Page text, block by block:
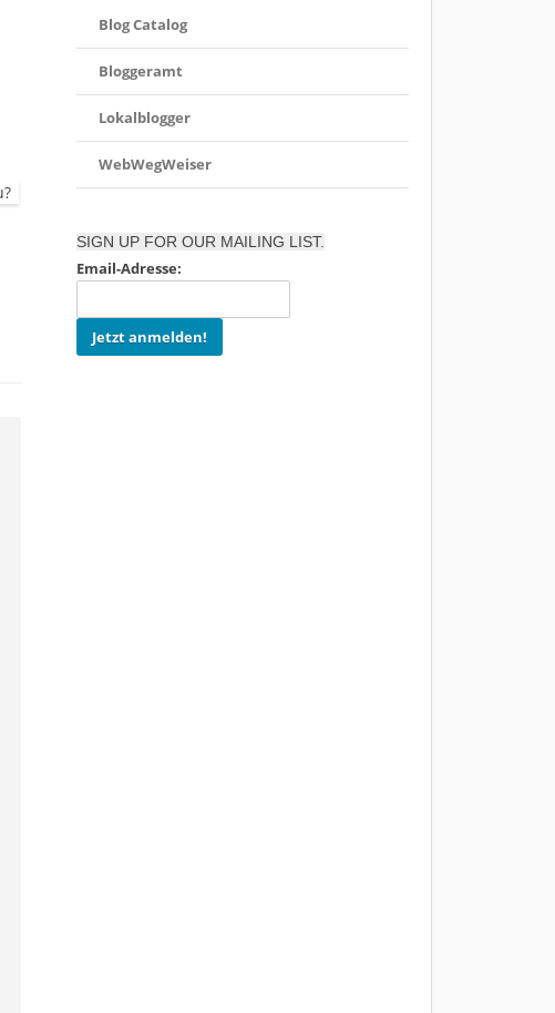
Blog Catalog
Bloggeramt
Lokalblogger
WebWegWeiser
SIGN UP FOR OUR MAILING LIST.
Email-Adresse: